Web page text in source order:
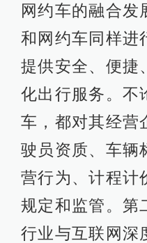
网约车的融合发
和网约车同样进
提供安全、便捷
化出行服务。不
车，都对其经营
驶员资质、车辆
营行为、计程计
规定和监管。第
行业与互联网深